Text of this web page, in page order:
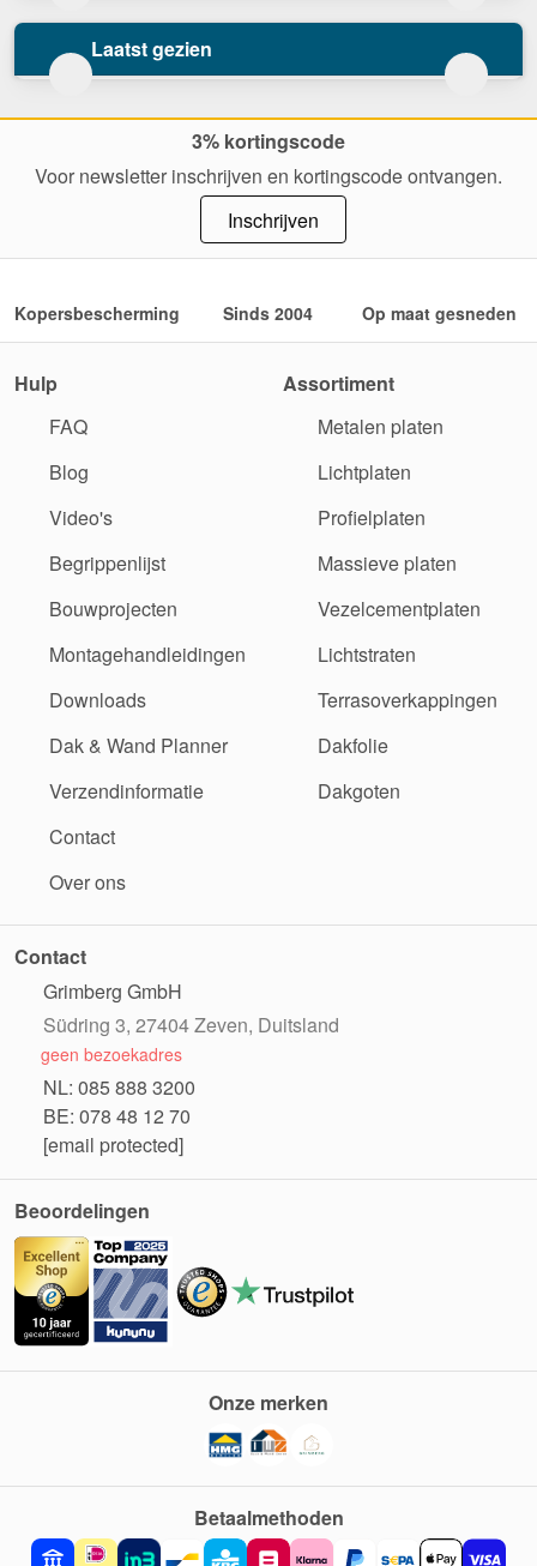
Laatst gezien
3% kortingscode
Voor newsletter inschrijven en kortingscode ontvangen.
Inschrijven
Kopersbescherming Sinds 2004 Op maat gesneden
Hulp
FAQ
Blog
Video's
Begrippenlijst
Bouwprojecten
Montagehandleidingen
Downloads
Dak & Wand Planner
Verzendinformatie
Contact
Over ons
Assortiment
Metalen platen
Lichtplaten
Profielplaten
Massieve platen
Vezelcementplaten
Lichtstraten
Terrasoverkappingen
Dakfolie
Dakgoten
Contact
Grimberg GmbH
Südring 3, 27404 Zeven, Duitsland
geen bezoekadres
NL: 085 888 3200
BE: 078 48 12 70
[email protected]
Beoordelingen
Betaalmethoden
Onze merken